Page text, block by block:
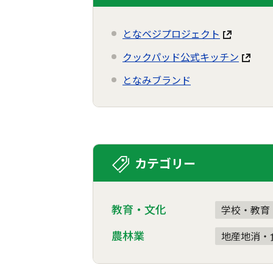
となベジプロジェクト
クックパッド公式キッチン
となみブランド
カテゴリー
教育・文化 学校・教育
農林業 地産地消・